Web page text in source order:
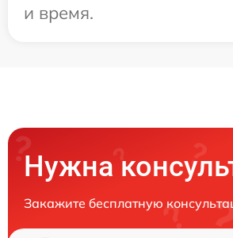
и время.
Нужна
Закажите бесплатную